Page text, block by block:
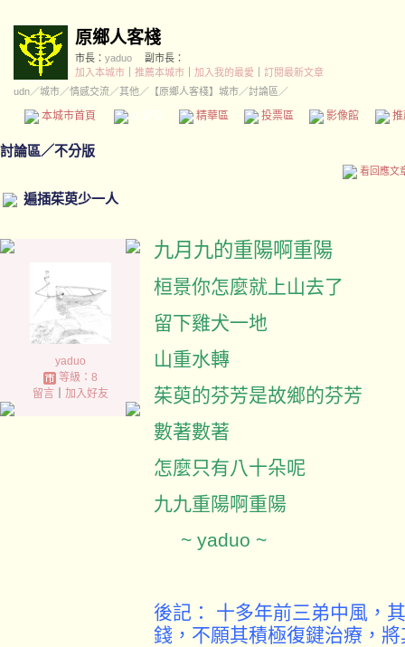
原鄉人客棧
市長： yaduo
副市長：
加入本城市
推薦本城市 加入我的最愛
訂閱最新文章
udn／城市／情感交流／其他 ／ 【原鄉人客棧】城市／討論區／
本城市首頁 精華區 投票區 影像館
討論區／不分版
看回應文
遍插茱萸少一人
yaduo
等級：8
留言｜ 加入好友
九月九的重陽啊重陽
桓景你怎麼就上山去了
留下雞犬一地
山重水轉
茱萸的芬芳是故鄉的芬芳
數著數著
怎麼只有八十朵呢
九九重陽啊重陽
~ yaduo ~
後記： 十多年前三弟中風，
錢，不願其積極復鍵治療，